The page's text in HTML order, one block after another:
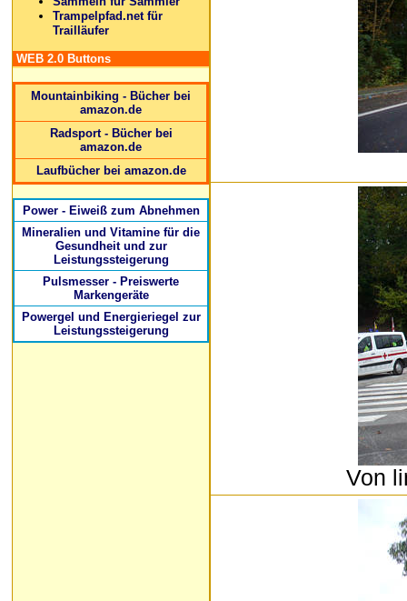
Trampelpfad.net für
Trailläufer
WEB 2.0 Buttons
Mountainbiking - Bücher bei
amazon.de
Radsport - Bücher bei
amazon.de
Laufbücher bei amazon.de
Power - Eiweiß zum Abnehmen
Mineralien und Vitamine für die
Gesundheit und zur
Leistungssteigerung
Pulsmesser - Preiswerte
Markengeräte
Powergel und Energieriegel zur
Leistungssteigerung
Von